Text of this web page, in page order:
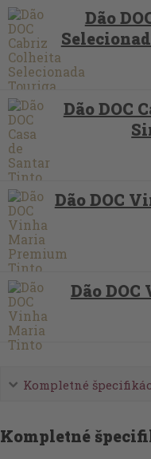
Dão
Dão DOC
Dão DOC
Dão
Kompletné
Kompletné